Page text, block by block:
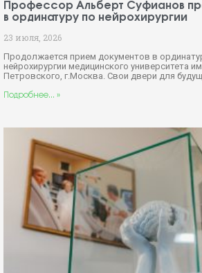
Профессор Альберт Суфианов
в ординатуру по нейрохирургии
23 июля, 2026
Продолжается прием документов в
нейрохирургии медицинского университета
Петровского, г.Москва. Свои двери для
Подробнее... »